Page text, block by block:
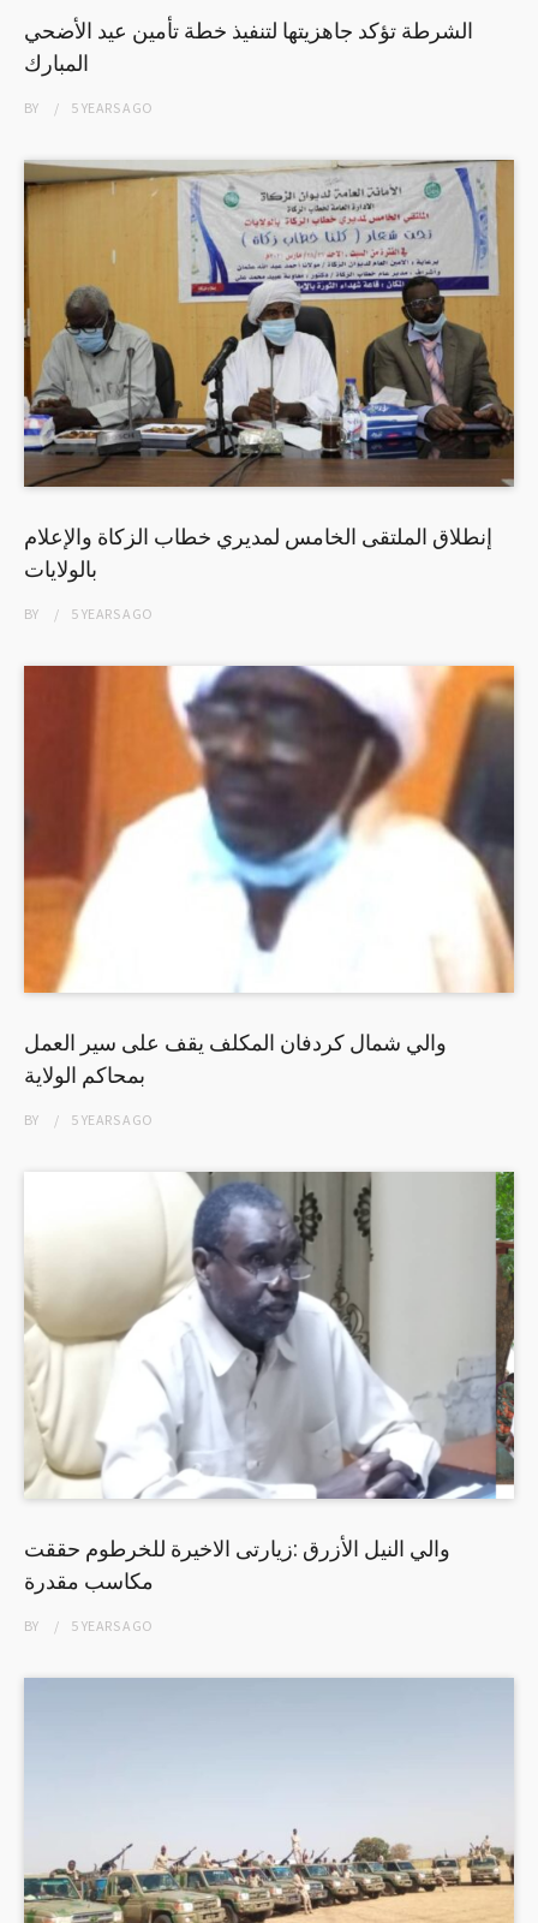
الشرطة تؤكد جاهزيتها لتنفيذ خطة تأمين عيد الأضحي
المبارك
BY 5 YEARSAGO
إنطلاق الملتقى الخامس لمديري خطاب الزكاة والإعلام
بالولايات
BY 5 YEARSAGO
والي شمال كردفان المكلف يقف على سير العمل
بمحاكم الولاية
BY 5 YEARSAGO
والي النيل الأزرق :زيارتى الاخيرة للخرطوم حققت
مكاسب مقدرة
BY 5 YEARSAGO